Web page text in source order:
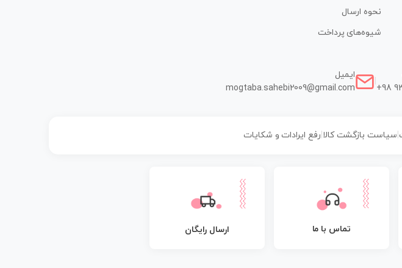
نحوه ارسال
شیوه‌های پرداخت
+98
ایمیل
mogtaba.sahebi2009@gmail.com
سیاست بازگشت کالا رفع ایرادات و شکایات
تماس با ما ارسال رایگان